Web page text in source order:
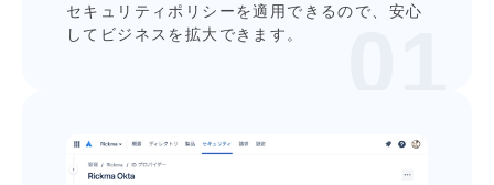
セキュリティポリシーを適⽤できるので、安⼼
してビジネスを拡⼤できます。